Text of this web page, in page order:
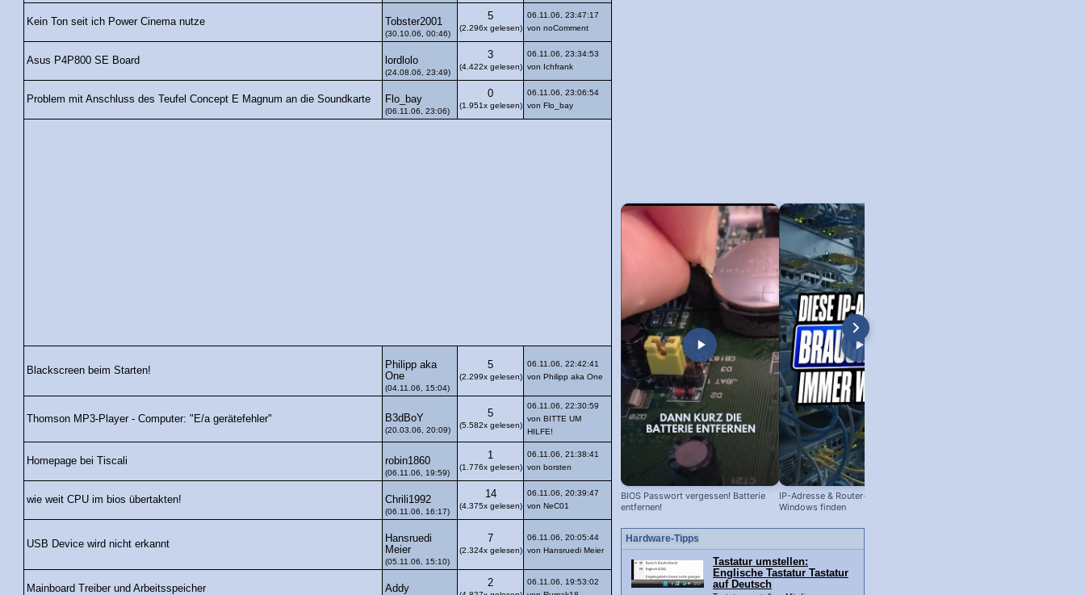
Kein Ton seit ich Power Cinema nutze Tobster2001
(30.10.06, 00:46)
5
(2.296x gelesen)
06.11.06, 23:47:17
von noComment
Asus P4P800 SE Board lordlolo
(24.08.06, 23:49)
3
(4.422x gelesen)
06.11.06, 23:34:53
von Ichfrank
Problem mit Anschluss des Teufel Concept E Magnum an die Soundkarte Flo_bay
(06.11.06, 23:06)
0
(1.951x gelesen)
06.11.06, 23:06:54
von Flo_bay
Blackscreen beim Starten!
Philipp aka
One
(04.11.06, 15:04)
5
(2.299x gelesen)
06.11.06, 22:42:41
von Philipp aka One
Thomson MP3-Player - Computer: "E/a gerätefehler" B3dBoY
(20.03.06, 20:09)
5
(5.582x gelesen)
06.11.06, 22:30:59
von BITTE UM
HILFE!
Homepage bei Tiscali robin1860
(06.11.06, 19:59)
1
(1.776x gelesen)
06.11.06, 21:38:41
von borsten
wie weit CPU im bios übertakten! Chrili1992
(06.11.06, 16:17)
14
(4.375x gelesen)
06.11.06, 20:39:47
von NeC01
USB Device wird nicht erkannt
Hansruedi
Meier
(05.11.06, 15:10)
7
(2.324x gelesen)
06.11.06, 20:05:44
von Hansruedi Meier
Mainboard Treiber und Arbeitsspeicher Addy 2
06.11.06, 19:53:02
BIOS Passwort vergessen! Batterie
entfernen!
IP-Adresse & Router-Adresse in
Windows finden
Hardware-Tipps
Tastatur umstellen:
Englische Tastatur Tastatur
auf Deutsch